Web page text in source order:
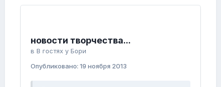
новости творчества...
в В гостях у Бори
Опубликовано: 19 ноября 2013